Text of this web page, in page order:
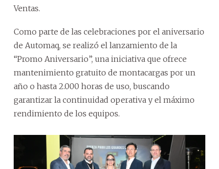
Ventas.
Como parte de las celebraciones por el aniversario
de Automaq, se realizó el lanzamiento de la
“Promo Aniversario”, una iniciativa que ofrece
mantenimiento gratuito de montacargas por un
año o hasta 2.000 horas de uso, buscando
garantizar la continuidad operativa y el máximo
rendimiento de los equipos.